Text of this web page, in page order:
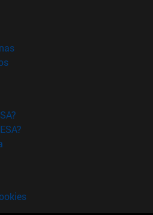
ventana)
(abre en nueva ventana)
(abre en nueva ventana)